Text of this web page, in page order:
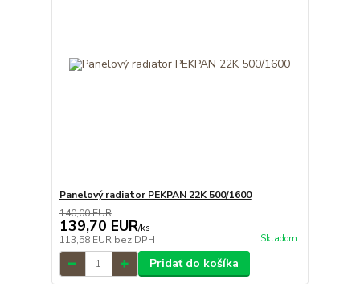
Panelový radiator PEKPAN 22K 500/1600
140,00 EUR
139,70 EUR/ks
113,58 EUR bez DPH Skladom
Pridať do košíka